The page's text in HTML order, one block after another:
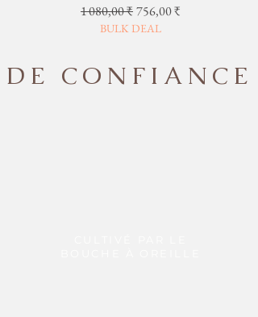
Prix original
1 080,00 ₹Prix promotionnel
756,00 ₹
BULK DEAL
DE CONFIANCE